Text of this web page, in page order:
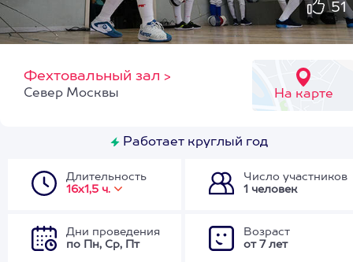
51
Фехтовальный зал >
На карте
Север Москвы
Работает круглый год
Длительность
16х1,5 ч.
Число участников
1 человек
Дни проведения
по Пн, Ср, Пт
Возраст
от 7 лет